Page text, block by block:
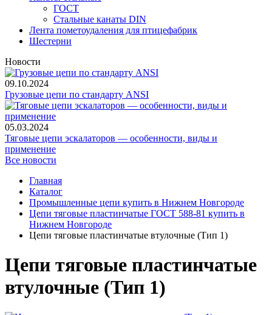
ГОСТ
Стальные канаты DIN
Лента пометоудаления для птицефабрик
Шестерни
Новости
09.10.2024
Грузовые цепи по стандарту ANSI
05.03.2024
Тяговые цепи эскалаторов — особенности, виды и
применение
Все новости
Главная
Каталог
Промышленные цепи купить в Нижнем Новгороде
Цепи тяговые пластинчатые ГОСТ 588-81 купить в
Нижнем Новгороде
Цепи тяговые пластинчатые втулочные (Тип 1)
Цепи тяговые пластинчатые
втулочные (Тип 1)